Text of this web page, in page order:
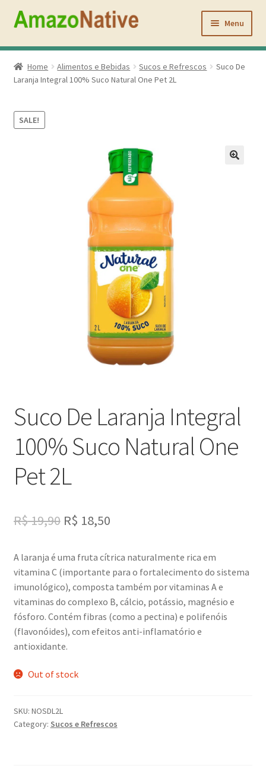
para
para
conteúdo
Menu
Inicio
Açaí Coffee
Atacado
Home Alimentos e Bebidas Sucos e Refrescos
Suco De
Laranja Integral 100% Suco Natural One Pet 2L
SALE!
Suco De Laranja Integral
100% Suco Natural One
Pet 2L
R$19,90 Original
was:
R$ 19,90.
R$ 18,50Current
is:
R$ 18,50.
A laranja é uma fruta cítrica naturalmente rica em
vitamina C (importante para o fortalecimento do sistema
imunológico), composta também por vitaminas A e
vitaminas do complexo B, cálcio, potássio, magnésio e
fósforo. Contém fibras (como a pectina) e polifenóis
(flavonóides), com efeitos anti-inflamatório e
antioxidante.
Out of stock
SKU: NOSDL2L
Category: Sucos e Refrescos